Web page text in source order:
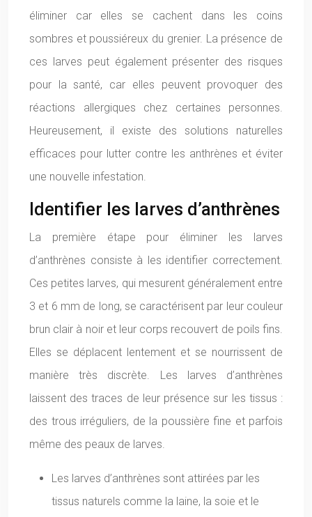
éliminer car elles se cachent dans les coins
sombres et poussiéreux du grenier. La présence de
ces larves peut également présenter des risques
pour la santé, car elles peuvent provoquer des
réactions allergiques chez certaines personnes.
Heureusement, il existe des solutions naturelles
efficaces pour lutter contre les anthrènes et éviter
une nouvelle infestation.
Identifier les larves d’anthrènes
La première étape pour éliminer les larves
d’anthrènes consiste à les identifier correctement.
Ces petites larves, qui mesurent généralement entre
3 et 6 mm de long, se caractérisent par leur couleur
brun clair à noir et leur corps recouvert de poils fins.
Elles se déplacent lentement et se nourrissent de
manière très discrète. Les larves d’anthrènes
laissent des traces de leur présence sur les tissus :
des trous irréguliers, de la poussière fine et parfois
même des peaux de larves.
Les larves d’anthrènes sont attirées par les
tissus naturels comme la laine, la soie et le